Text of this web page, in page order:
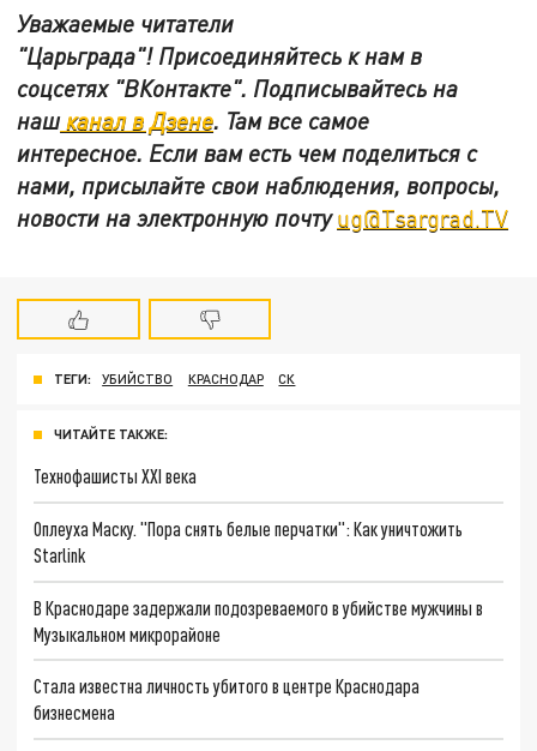
Уважаемые читатели
"Царьграда"! Присоединяйтесь к нам в
соцсетях "ВКонтакте". Подписывайтесь на
нашканал в Дзене. Там все самое
интересное. Если вам есть чем поделиться с
нами, присылайте свои наблюдения, вопросы,
новости на электронную почтуug@Tsargrad.TV
ТЕГИ: УБИЙСТВО КРАСНОДАР СК
ЧИТАЙТЕ ТАКЖЕ:
Технофашисты XXI века
Оплеуха Маску. "Пора снять белые перчатки": Как уничтожить
Starlink
В Краснодаре задержали подозреваемого в убийстве мужчины в
Музыкальном микрорайоне
Стала известна личность убитого в центре Краснодара
бизнесмена